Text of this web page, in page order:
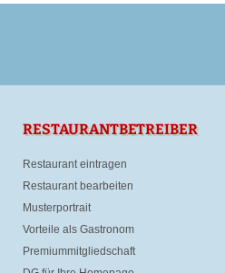
RESTAURANTBETREIBER
Restaurant eintragen
Restaurant bearbeiten
Musterportrait
Vorteile als Gastronom
Premiummitgliedschaft